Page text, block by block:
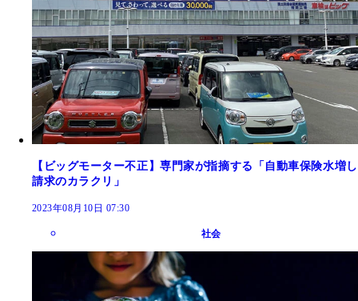
【ビッグモーター不正】専門家が指摘する「自動車保険水増し
請求のカラクリ」
2023年08月10日 07:30
社会